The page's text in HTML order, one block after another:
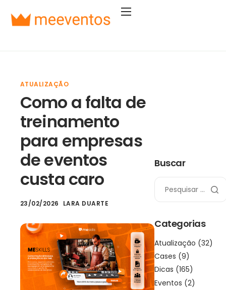
Soluções
Entrar
Começar agora
ATUALIZAÇÃO
Como a falta de
treinamento
para empresas
de eventos
custa caro
23/02/2026 LARA DUARTE
Buscar
Categorias
Atualização (32)
Cases (9)
Dicas (165)
Eventos (2)